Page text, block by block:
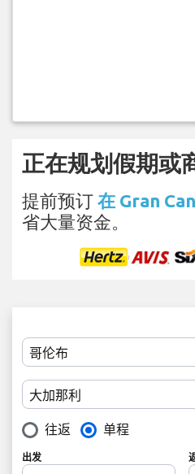
正在规划假期或
提前预订 在 Gran
省大量资金。